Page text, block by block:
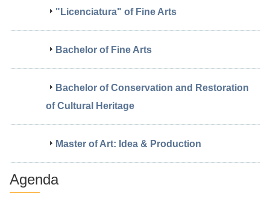
"Licenciatura" of Fine Arts
Bachelor of Fine Arts
Bachelor of Conservation and Restoration
of Cultural Heritage
Master of Art: Idea & Production
Agenda